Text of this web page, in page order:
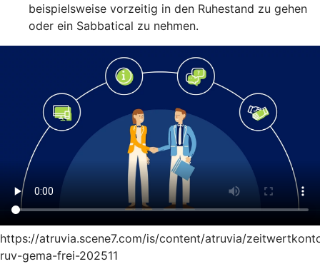
beispielsweise vorzeitig in den Ruhestand zu gehen
oder ein Sabbatical zu nehmen.
https://atruvia.scene7.com/is/content/atruvia/
ruv-gema-frei-202511